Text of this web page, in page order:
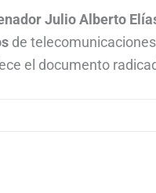
Julio Alberto
de
el documento